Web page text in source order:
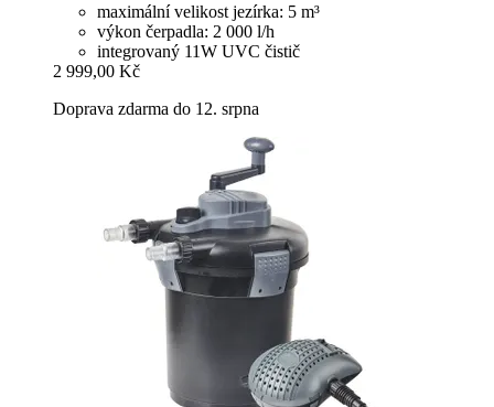
maximální velikost jezírka: 5 m³
výkon čerpadla: 2 000 l/h
integrovaný 11W UVC čistič
2 999,00 Kč
Doprava zdarma do 12. srpna